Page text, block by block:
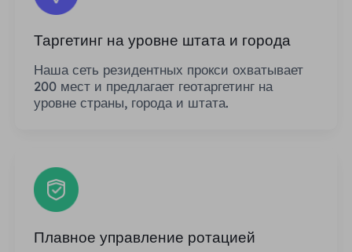
Таргетинг на уровне штата и города
Наша сеть резидентных прокси охватывает
200 мест и предлагает геотаргетинг на
уровне страны, города и штата.
Плавное управление ротацией